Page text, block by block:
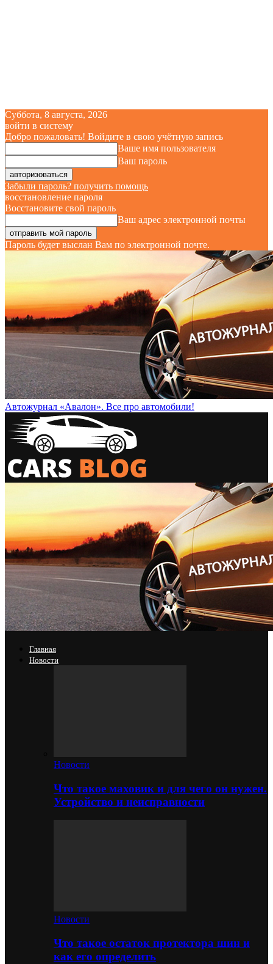
Суббота, 8 августа, 2026
войти в систему
Добро пожаловать! Войдите в свою учётную запись
Ваше имя пользователя
Ваш пароль
Забыли пароль? получить помощь
восстановление пароля
Восстановите свой пароль
Ваш адрес электронной почты
Пароль будет выслан Вам по электронной почте.
Автожурнал «Авалон». Все про автомобили!
Главная
Новости
Новости
Что такое маховик и для чего он нужен.
Устройство и неисправности
Новости
Что такое остаток протектора шин и
как его определить